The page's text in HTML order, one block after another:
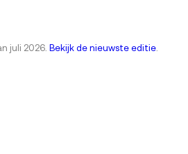
juli 2026. Bekijk de nieuwste editie.